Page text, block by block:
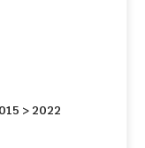
> 2022